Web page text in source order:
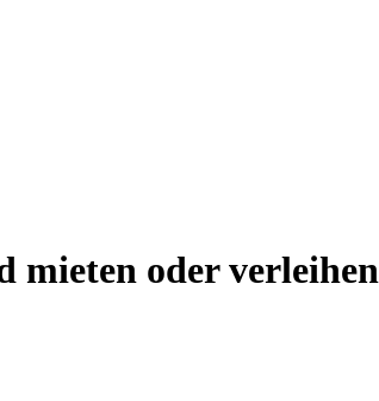
mieten oder verleihen